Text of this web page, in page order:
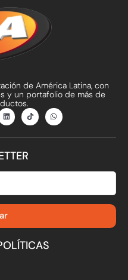
de América Latina, con
y un portafolio de más de
L
i
n
e
i
n
T
i
k
o
W
h
a
s